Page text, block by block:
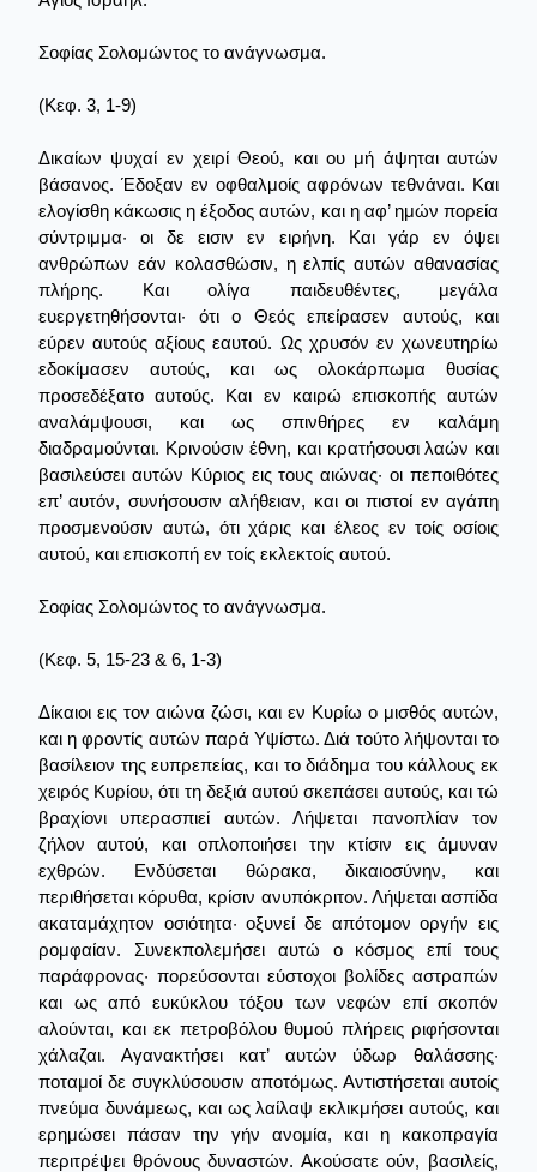
Σοφίας Σολομώντος το ανάγνωσμα.
(Κεφ. 3, 1-9)
Δικαίων ψυχαί εν χειρί Θεού, και ου μή άψηται αυτών
βάσανος. Έδοξαν εν οφθαλμοίς αφρόνων τεθνάναι. Και
ελογίσθη κάκωσις η έξοδος αυτών, και η αφ’ ημών πορεία
σύντριμμα· οι δε εισιν εν ειρήνη. Και γάρ εν όψει
ανθρώπων εάν κολασθώσιν, η ελπίς αυτών αθανασίας
πλήρης. Και ολίγα παιδευθέντες, μεγάλα
ευεργετηθήσονται· ότι ο Θεός επείρασεν αυτούς, και
εύρεν αυτούς αξίους εαυτού. Ως χρυσόν εν χωνευτηρίω
εδοκίμασεν αυτούς, και ως ολοκάρπωμα θυσίας
προσεδέξατο αυτούς. Και εν καιρώ επισκοπής αυτών
αναλάμψουσι, και ως σπινθήρες εν καλάμη
διαδραμούνται. Κρινούσιν έθνη, και κρατήσουσι λαών και
βασιλεύσει αυτών Κύριος εις τους αιώνας· οι πεποιθότες
επ’ αυτόν, συνήσουσιν αλήθειαν, και οι πιστοί εν αγάπη
προσμενούσιν αυτώ, ότι χάρις και έλεος εν τοίς οσίοις
αυτού, και επισκοπή εν τοίς εκλεκτοίς αυτού.
Σοφίας Σολομώντος το ανάγνωσμα.
(Κεφ. 5, 15-23 & 6, 1-3)
Δίκαιοι εις τον αιώνα ζώσι, και εν Κυρίω ο μισθός αυτών,
και η φροντίς αυτών παρά Υψίστω. Διά τούτο λήψονται το
βασίλειον της ευπρεπείας, και το διάδημα του κάλλους εκ
χειρός Κυρίου, ότι τη δεξιά αυτού σκεπάσει αυτούς, και τώ
βραχίονι υπερασπιεί αυτών. Λήψεται πανοπλίαν τον
ζήλον αυτού, και οπλοποιήσει την κτίσιν εις άμυναν
εχθρών. Ενδύσεται θώρακα, δικαιοσύνην, και
περιθήσεται κόρυθα, κρίσιν ανυπόκριτον. Λήψεται ασπίδα
ακαταμάχητον οσιότητα· οξυνεί δε απότομον οργήν εις
ρομφαίαν. Συνεκπολεμήσει αυτώ ο κόσμος επί τους
παράφρονας· πορεύσονται εύστοχοι βολίδες αστραπών
και ως από ευκύκλου τόξου των νεφών επί σκοπόν
αλούνται, και εκ πετροβόλου θυμού πλήρεις ριφήσονται
χάλαζαι. Αγανακτήσει κατ’ αυτών ύδωρ θαλάσσης·
ποταμοί δε συγκλύσουσιν αποτόμως. Αντιστήσεται αυτοίς
πνεύμα δυνάμεως, και ως λαίλαψ εκλικμήσει αυτούς, και
ερημώσει πάσαν την γήν ανομία, και η κακοπραγία
περιτρέψει θρόνους δυναστών. Ακούσατε ούν, βασιλείς,